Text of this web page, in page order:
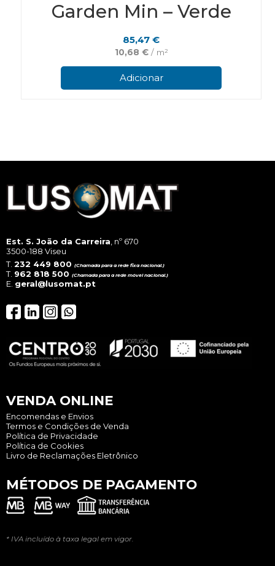
Garden Min – Verde
85,47€
10,68 €/ m²
Adicionar
Est. S. João da Carreira , nº 670
3500-188 Viseu
T. 232 449 800 (Chamada para a rede fixa nacional.)
T. 962 818 500 (Chamada para a rede móvel nacional.)
E. geral@lusomat.pt
VENDA ONLINE
Encomendas e Envios
Termos e Condições de Venda
Política de Privacidade
Política de Cookies
Livro de Reclamações Eletrônico
MÉTODOS DE PAGAMENTO
* IVA incluído à taxa legal em vigor.